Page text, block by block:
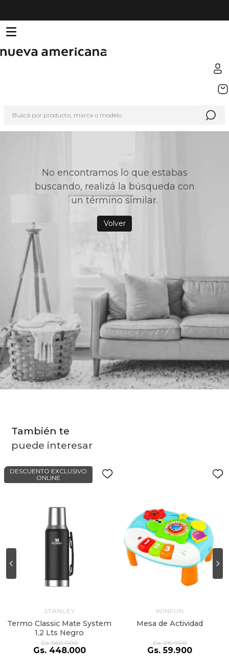
No encontramos lo que estabas
buscando, realizá la búsqueda con
un término similar.
Volver
También te
puede interesar
DESCUENTO EXCLUSIVO
ONLINE
STANLEY
Termo Classic Mate System
1,2 Lts Negro
Gs. 560.000
Gs. 448.000
WINFUN
Mesa de Actividad
Gs. 219.900
Gs. 59.900
2.
nike
3.
termo
organizador
cafetera
hydrate
toalla
almohada